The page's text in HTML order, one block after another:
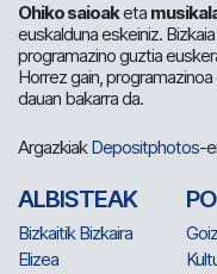
Ohiko saioaketa
euskalduna eskeiniz.
programazino guztia
Horrez gain,
dauan bakarra da.
ArgazkiakDepositphotos-
ALBISTEAK
Bizkaitik Bizkaira
Elizea